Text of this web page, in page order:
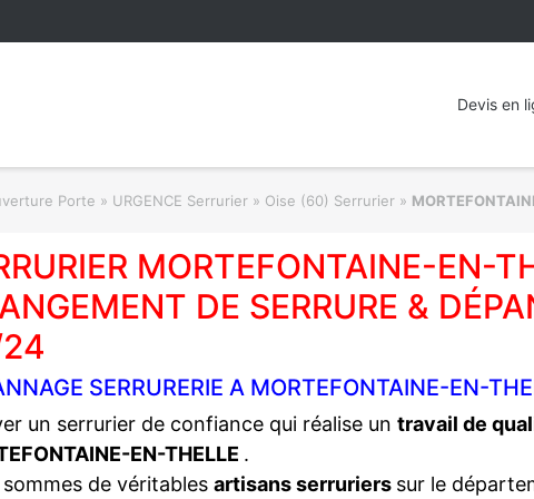
Devis en
Porte » URGENCE Serrurier » Oise (60) Serrurier »
MORTEFONTAINE-EN-
DE SERRURE &
SERRURERIE A MORTEFONTAINE-EN-
un serrurier de confiance qui réalise un travail de
EN-THELLE .
de véritables artisans serruriers sur le